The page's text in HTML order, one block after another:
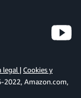
legal | Cookies y
2022, Amazon.com,